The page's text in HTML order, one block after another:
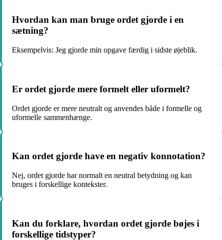
Hvordan kan man bruge ordet gjorde i en
sætning?
Eksempelvis: Jeg gjorde min opgave færdig i sidste øjeblik.
Er ordet gjorde mere formelt eller uformelt?
Ordet gjorde er mere neutralt og anvendes både i formelle og
uformelle sammenhænge.
Kan ordet gjorde have en negativ konnotation?
Nej, ordet gjorde har normalt en neutral betydning og kan
bruges i forskellige kontekster.
Kan du forklare, hvordan ordet gjorde bøjes i
forskellige tidstyper?